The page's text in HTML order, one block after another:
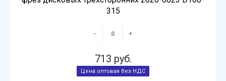
315
- +
713 руб.